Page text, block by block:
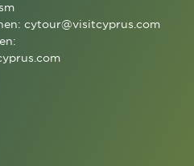
cytour@visitcyprus.com